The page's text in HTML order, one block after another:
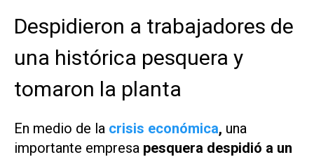
Despidieron a trabajadores de
una histórica pesquera y
tomaron la planta
En medio de la crisis económica, una
importante empresa pesquera despidió a un